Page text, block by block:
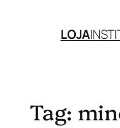
LOJA
Tag: